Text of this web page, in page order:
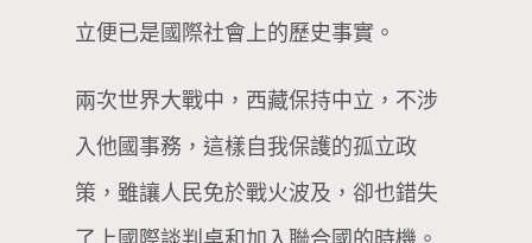
立便已是國際社會上的歷史事實。
兩次世界大戰中，西藏保持中立，不涉
入他國事務，這樣自我保護的孤立政
策，雖讓人民免於戰火波及，卻也錯失